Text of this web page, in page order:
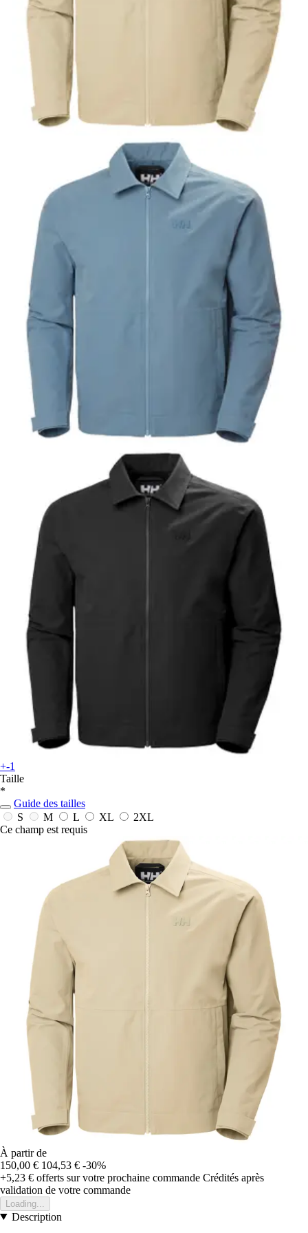
+-1
Taille
*
Guide des tailles
S
M L XL
2XL
Ce champ est requis
À partir de
150,00 € 104,53 € -30%
+5,23 € offerts sur votre prochaine commande Crédités après
validation de votre commande
Loading...
Description